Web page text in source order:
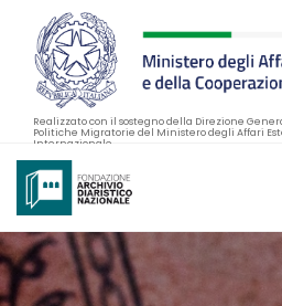
Realizzato con il sostegno della Direzione
Politiche Migratorie del Ministero degli Affari
Internazionale